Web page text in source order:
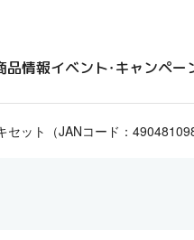
品情報イベント・キャンペー
ット（JANコード：